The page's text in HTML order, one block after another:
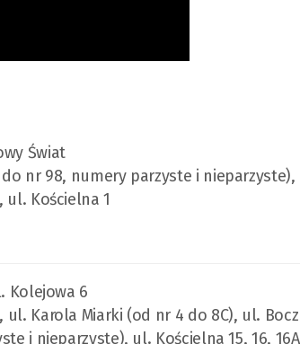
Świat
nr 98, numery parzyste i
Kościelna 1
Kolejowa 6
Karola Miarki (od nr 4 do 8C), ul.
i nieparzyste), ul. Kościelna 15, 16,